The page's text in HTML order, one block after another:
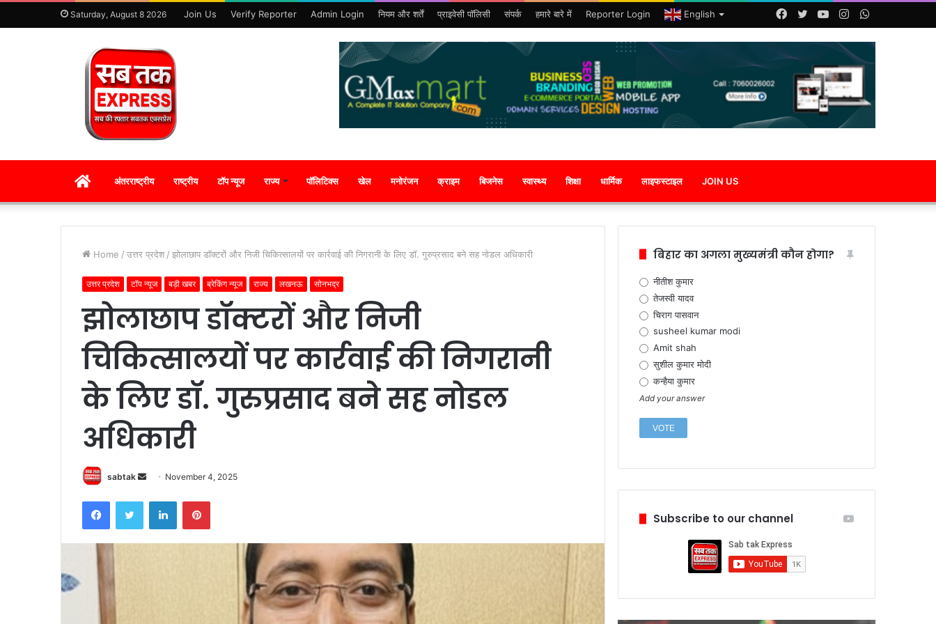
Saturday, August 8 2026 Join Us Verify Reporter Admin Login नियम और शर्तें प्राइवेसी पॉलिसी संपर्क हमारे बारे में Reporter Login English Instagram
YouTube
Twitter
Facebook
HOMEअंतरराष्ट्रीय राष्ट्रीय टॉप न्यूज राज्य पॉलिटिक्स खेल मनोरंजन क्राइम बिजनेस स्वास्थ्य शिक्षा धार्मिक लाइफस्टाइल JOIN US
Home / उत्तर प्रदेश / झोलाछाप डॉक्टरों और निजी चिकित्सालयों पर कार्रवाई की निगरानी के लिए डॉ. गुरुप्रसाद बने सह नोडल अधिकारी
उत्तर प्रदेश टॉप न्यूज बड़ी खबर ब्रेकिंग न्यूज राज्य लखनऊ सोनभद्र
झोलाछाप डॉक्टरों और निजी
चिकित्सालयों पर कार्रवाई की निगरानी
के लिए डॉ. गुरुप्रसाद बने सह नोडल
अधिकारी
sabtak
Send
email
November 4, 2025
FacebookTwitter LinkedInPinterest
बिहार का अगला मुख्यमंत्री कौन होगा?
नीतीश कुमार
तेजस्वी यादव
चिराग पासवान
susheel kumar modi
Amit shah
सुशील कुमार मोदी
कन्हैया कुमार
Add your answer
Subscribe to our channel